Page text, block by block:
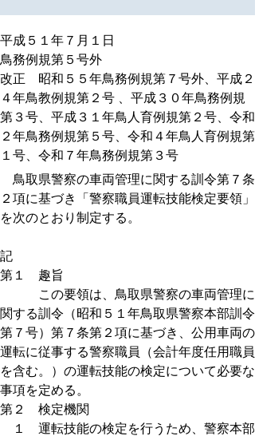
平成５１年７月１日
鳥務例規第５号外
改正 昭和５５年鳥務例規第７号外、平成２
４年鳥教例規第２号 、平成３０年鳥務例規
第３号、平成３１年鳥人育例規第２号、令和
２年鳥務例規第５号、令和４年鳥人育例規第
１号、令和７年鳥務例規第３号
鳥取県警察の車両管理に関する訓令第７条
２項に基づき「警察職員運転技能検定要領」
を次のとおり制定する。
記
第１ 趣旨
この要領は、鳥取県警察の車両管理に
関する訓令（昭和５１年鳥取県警察本部訓令
第７号）第７条第２項に基づき、公用車両の
運転に従事する警察職員（会計年度任用職員
を含む。）の運転技能の検定について必要な
事項を定める。
第２ 検定機関
１ 運転技能の検定を行うため、警察本部